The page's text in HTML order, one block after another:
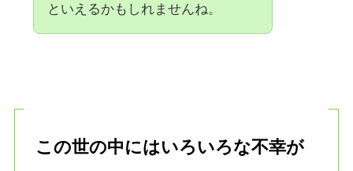
といえるかもしれませんね。
この世の中にはいろいろな不幸が